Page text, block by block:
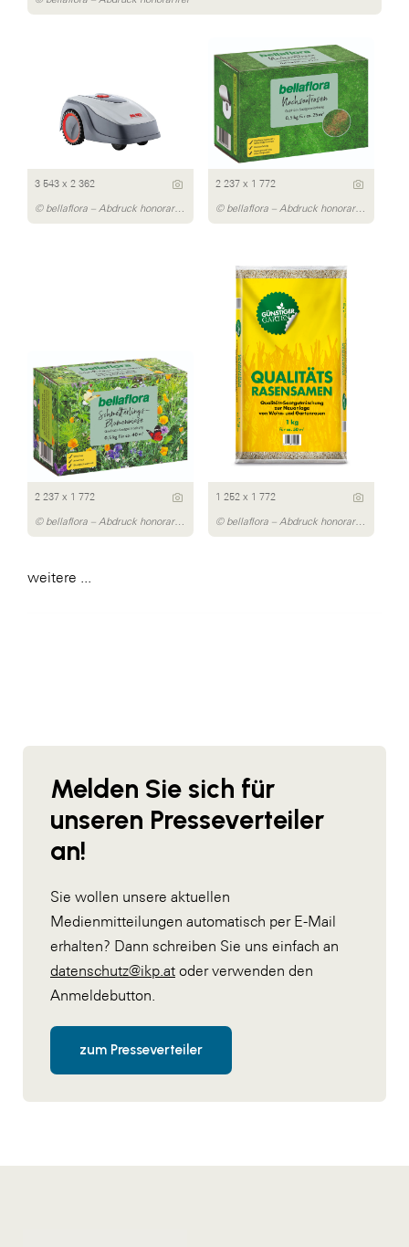
3 543 x 2 362
© bellaflora – Abdruck honorarfrei
2 237 x 1 772
© bellaflora – Abdruck honorarfrei
2 237 x 1 772
© bellaflora – Abdruck honorarfrei
1 252 x 1 772
© bellaflora – Abdruck honorarfrei
weitere ...
Melden Sie sich für
unseren Presseverteiler
an!
Sie wollen unsere aktuellen
Medienmitteilungen automatisch per E-Mail
erhalten? Dann schreiben Sie uns einfach an
datenschutz@ikp.at oder verwenden den
Anmeldebutton.
zum Presseverteiler